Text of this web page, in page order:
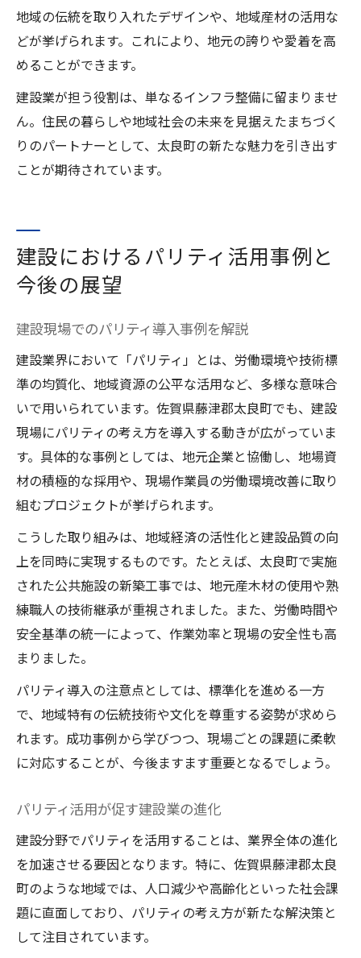
地域の伝統を取り入れたデザインや、地域産材の活用な
どが挙げられます。これにより、地元の誇りや愛着を高
めることができます。
建設業が担う役割は、単なるインフラ整備に留まりませ
ん。住民の暮らしや地域社会の未来を見据えたまちづく
りのパートナーとして、太良町の新たな魅力を引き出す
ことが期待されています。
建設におけるパリティ活用事例と
今後の展望
建設現場でのパリティ導入事例を解説
建設業界において「パリティ」とは、労働環境や技術標
準の均質化、地域資源の公平な活用など、多様な意味合
いで用いられています。佐賀県藤津郡太良町でも、建設
現場にパリティの考え方を導入する動きが広がっていま
す。具体的な事例としては、地元企業と協働し、地場資
材の積極的な採用や、現場作業員の労働環境改善に取り
組むプロジェクトが挙げられます。
こうした取り組みは、地域経済の活性化と建設品質の向
上を同時に実現するものです。たとえば、太良町で実施
された公共施設の新築工事では、地元産木材の使用や熟
練職人の技術継承が重視されました。また、労働時間や
安全基準の統一によって、作業効率と現場の安全性も高
まりました。
パリティ導入の注意点としては、標準化を進める一方
で、地域特有の伝統技術や文化を尊重する姿勢が求めら
れます。成功事例から学びつつ、現場ごとの課題に柔軟
に対応することが、今後ますます重要となるでしょう。
パリティ活用が促す建設業の進化
建設分野でパリティを活用することは、業界全体の進化
を加速させる要因となります。特に、佐賀県藤津郡太良
町のような地域では、人口減少や高齢化といった社会課
題に直面しており、パリティの考え方が新たな解決策と
して注目されています。